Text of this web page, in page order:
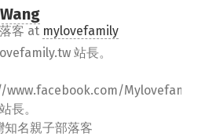
客 at mylovefamily
站長。
www.facebook.com/
長。
知名親子部落客